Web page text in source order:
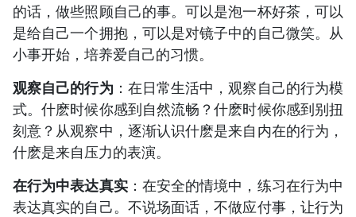
的话，做些照顾自己的事。可以是泡一杯好茶，可以
是给自己一个拥抱，可以是对镜子中的自己微笑。从
小事开始，培养爱自己的习惯。
观察自己的行为 ：在日常生活中，观察自己的行为模
式。什麽时候你感到自然流畅？什麽时候你感到别扭
刻意？从观察中，逐渐认识什麽是来自内在的行为，
什麽是来自压力的表演。
在行为中表达真实：在安全的情境中，练习在行为中
表达真实的自己。不说场面话，不做应付事，让行为